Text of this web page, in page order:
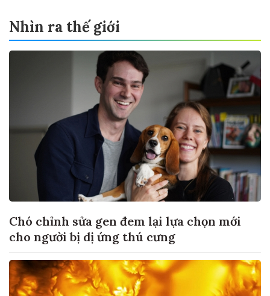
Nhìn ra thế giới
Chó chỉnh sửa gen đem lại lựa chọn mới
cho người bị dị ứng thú cưng